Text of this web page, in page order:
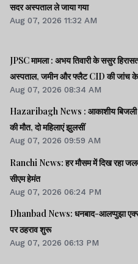
सदर अस्पताल ले जाया गया
Aug 07, 2026 11:32 AM
JPSC मामला : अभय तिवारी के ससुर
अस्पताल, जमीन और फ्लैट CID की जांच के
Aug 07, 2026 08:34 AM
Hazaribagh News : आकाशीय बिजली
की मौत, दो महिलाएं झुलसीं
Aug 07, 2026 09:59 AM
Ranchi News: हर मौसम में दिख रहा
सीएम हेमंत
Aug 07, 2026 06:24 PM
Dhanbad News: धनबाद-आलप्पुझा
पर ठहराव शुरू
Aug 07, 2026 06:13 PM